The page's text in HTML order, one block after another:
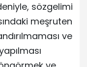
sözgelimi
meşruten
ve